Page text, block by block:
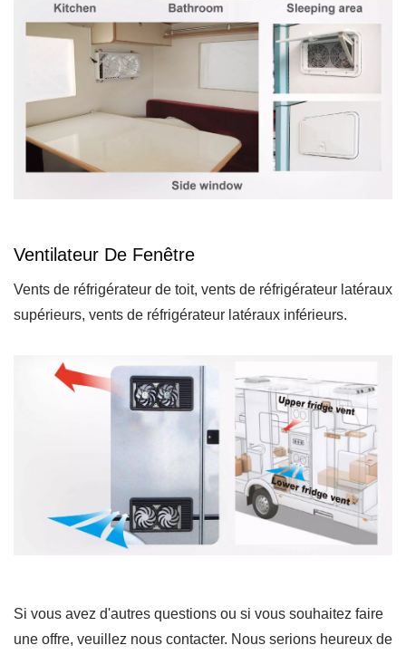
Ventilateur De Fenêtre
Vents de réfrigérateur de toit, vents de réfrigérateur latéraux
supérieurs, vents de réfrigérateur latéraux inférieurs.
Si vous avez d'autres questions ou si vous souhaitez faire
une offre, veuillez nous contacter. Nous serions heureux de